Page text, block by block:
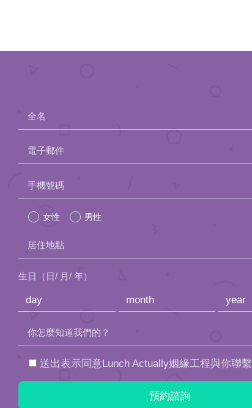
全名
電子郵件
Please
field
empty.
手機號碼
女性 男性
居住地點
生日（日/ 月/ 年）
你怎麼知道我們的？
送出表示同意Lunch Actually姻緣工程與你聯繫